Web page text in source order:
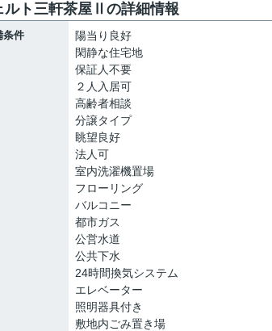
ルト三軒茶屋Ⅱの詳細情報
条件
陽当り良好
閑静な住宅地
保証人不要
２人入居可
高齢者相談
分譲タイプ
眺望良好
法人可
室内洗濯機置場
フローリング
バルコニー
都市ガス
公営水道
公共下水
24時間換気システム
エレベーター
照明器具付き
敷地内ごみ置き場